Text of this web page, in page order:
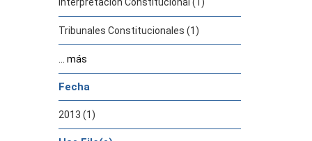
Tribunales Constitucionales (1)
... más
Fecha
2013 (1)